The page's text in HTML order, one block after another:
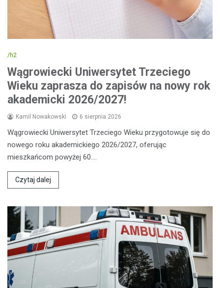
/h2
Wągrowiecki Uniwersytet Trzeciego
Wieku zaprasza do zapisów na nowy rok
akademicki 2026/2027!
Kamil Nowakowski 6 sierpnia 2026
Wągrowiecki Uniwersytet Trzeciego Wieku przygotowuje się do
nowego roku akademickiego 2026/2027, oferując
mieszkańcom powyżej 60.…
Czytaj dalej